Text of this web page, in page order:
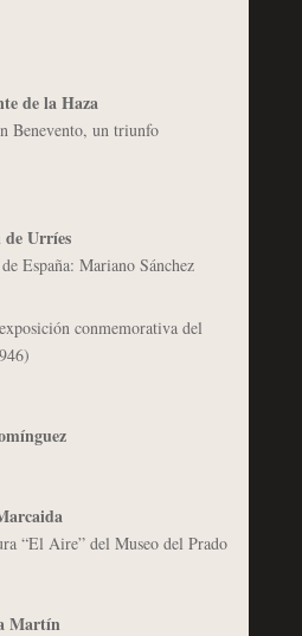
de la Haza
Benevento, un triunfo
Urríes
España: Mariano Sánchez
conmemorativa del
“El Aire” del Museo del Prado
Martín